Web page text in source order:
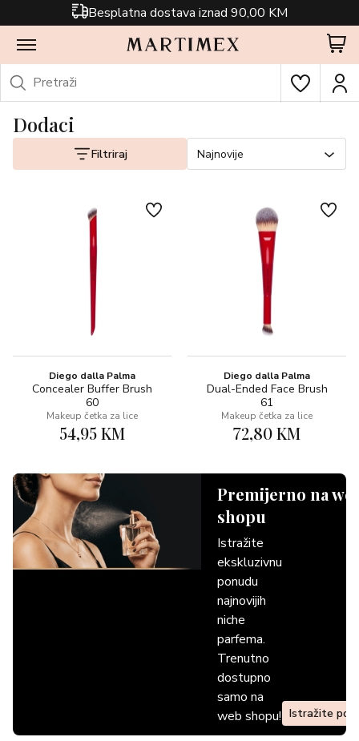
Besplatna dostava iznad 90,00 KM
Dodaci
Filtriraj Najnovije
Diego dalla Palma
Concealer Buffer Brush
60
Makeup četka za lice
54,95 KM
Diego dalla Palma
Dual-Ended Face Brush
61
Makeup četka za lice
72,80 KM
Premijerno na
shopu
Istražite
ekskluzivnu
ponudu
najnovijih
niche
parfema.
Trenutno
dostupno
samo na
web shopu! Istražite